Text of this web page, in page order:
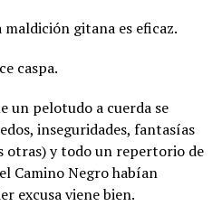
gitana es eficaz.
caspa.
un pelotudo a cuerda se
inseguridades, fantasías
otras) y todo un repertorio de
Camino Negro habían
excusa viene bien.